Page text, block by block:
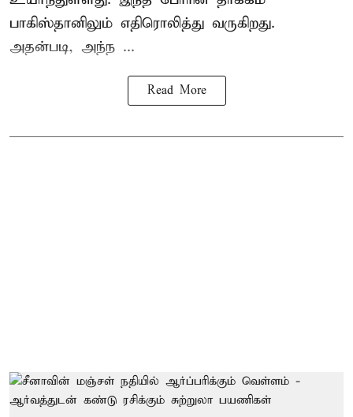
பாகிஸ்தானிலும் எதிரொலித்து வருகிறது.
அதன்படி, அந்ந ...
Read More